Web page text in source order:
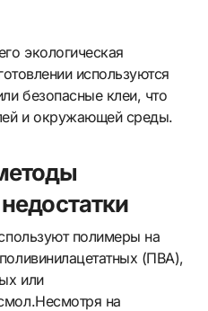
экологическая
используются
безопасные клеи, что
и окружающей среды.
полимеры на
(ПВА),
или
на